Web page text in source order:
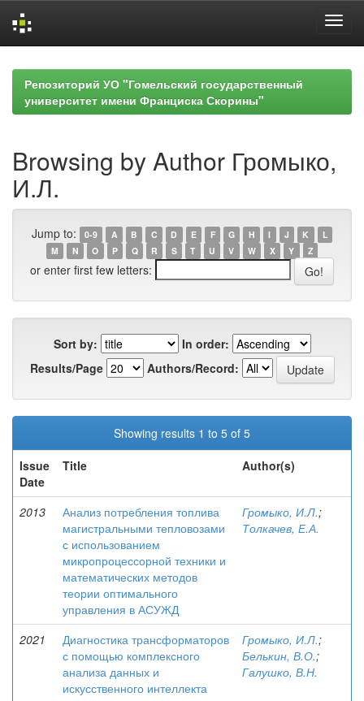
navigationРепозиторий УО "Гомельский государственный
университет имени Франциска Скорины"
Browsing by Author Громыко,
И.Л.
Jump to: 0-9 A B C D E F G H I J K
L
M
N O P Q R S T U V W X Y Z
or enter first few letters:
Sort by:
In order:
Results/Page
Authors/Record:
Showing results 1 to 5 of 5
Issue
Date
Title Author(s)
2013
Анализ потребления топлива
магистральными тепловозами
с использованием
микропроцессорной техники и
математических методов
теории оптимального
управления в АСУЖД
Громыко, И.Л.;
Толкачев, Е.А.
2021
Диагностика трансформаторов
с помощью комплексного
анализа данных и
искусственного интеллекта
Громыко, И.Л.;
Белькин, В.О.;
Галушко, В.Н.